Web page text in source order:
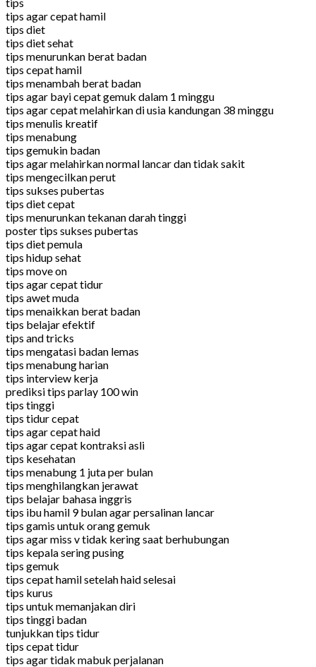
tips agar cepat hamil
tips diet
tips diet sehat
tips menurunkan berat badan
tips cepat hamil
tips menambah berat badan
tips agar bayi cepat gemuk dalam 1 minggu
tips agar cepat melahirkan di usia kandungan 38 minggu
tips menulis kreatif
tips menabung
tips gemukin badan
tips agar melahirkan normal lancar dan tidak sakit
tips mengecilkan perut
tips sukses pubertas
tips diet cepat
tips menurunkan tekanan darah tinggi
poster tips sukses pubertas
tips diet pemula
tips hidup sehat
tips move on
tips agar cepat tidur
tips awet muda
tips menaikkan berat badan
tips belajar efektif
tips and tricks
tips mengatasi badan lemas
tips menabung harian
tips interview kerja
prediksi tips parlay 100 win
tips tinggi
tips tidur cepat
tips agar cepat haid
tips agar cepat kontraksi asli
tips kesehatan
tips menabung 1 juta per bulan
tips menghilangkan jerawat
tips belajar bahasa inggris
tips ibu hamil 9 bulan agar persalinan lancar
tips gamis untuk orang gemuk
tips agar miss v tidak kering saat berhubungan
tips kepala sering pusing
tips gemuk
tips cepat hamil setelah haid selesai
tips kurus
tips untuk memanjakan diri
tips tinggi badan
tunjukkan tips tidur
tips cepat tidur
tips agar tidak mabuk perjalanan